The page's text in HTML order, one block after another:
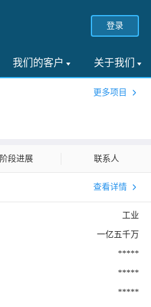
登录
我们的客户 关于我们
更多项目
阶段进展 联系人
查看详情
工业
一亿五千万
*****
*****
*****